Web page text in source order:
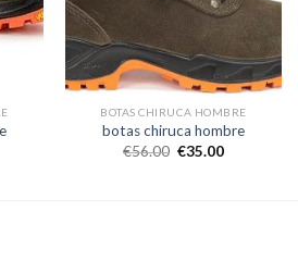
BOTAS CHIRUCA HOMBRE
botas chiruca hombre
€56.00 €35.00